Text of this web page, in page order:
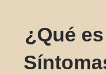
¿Qué